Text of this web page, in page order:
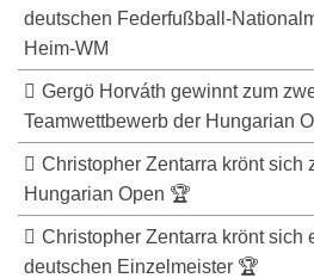
deutschen Federfußball-
Heim-WM
Gergö Horváth gewinnt zum
Teamwettbewerb der Hungarian
Christopher Zentarra krönt sich
Hungarian Open 🏆
Christopher Zentarra krönt sich
deutschen Einzelmeister 🏆